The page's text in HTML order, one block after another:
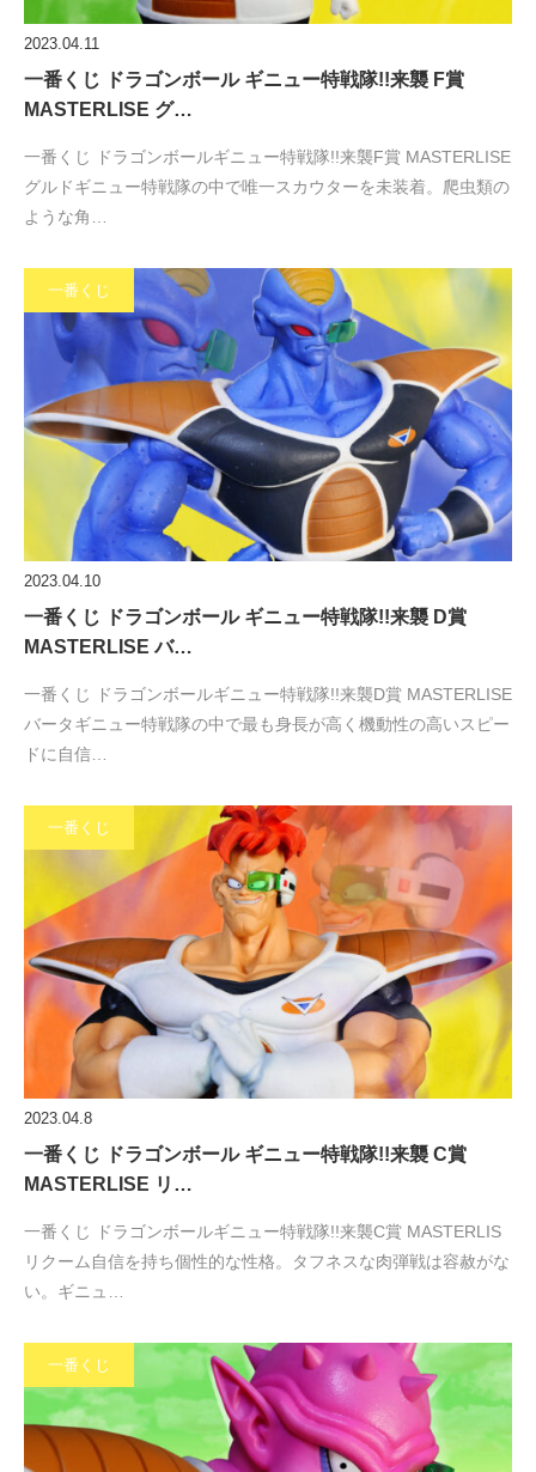
2023.04.11
一番くじ ドラゴンボール ギニュー特戦隊!!来襲 F賞
MASTERLISE グ…
一番くじ ドラゴンボールギニュー特戦隊!!来襲F賞 MASTERLISE
グルドギニュー特戦隊の中で唯一スカウターを未装着。爬虫類の
ような角…
一番くじ
2023.04.10
一番くじ ドラゴンボール ギニュー特戦隊!!来襲 D賞
MASTERLISE バ…
一番くじ ドラゴンボールギニュー特戦隊!!来襲D賞 MASTERLISE
バータギニュー特戦隊の中で最も身長が高く機動性の高いスピー
ドに自信…
一番くじ
2023.04.8
一番くじ ドラゴンボール ギニュー特戦隊!!来襲 C賞
MASTERLISE リ…
一番くじ ドラゴンボールギニュー特戦隊!!来襲C賞 MASTERLIS
リクーム自信を持ち個性的な性格。タフネスな肉弾戦は容赦がな
い。ギニュ…
一番くじ